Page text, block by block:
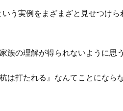
う実例をまざまざと見せつけら
族の理解が得られないように思う
は打たれる』なんてことになら